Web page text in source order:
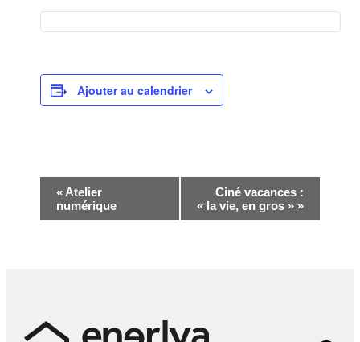
Ajouter au calendrier
Navigation
Évènement
« Atelier
numérique
Ciné vacances :
« la vie, en gros » »